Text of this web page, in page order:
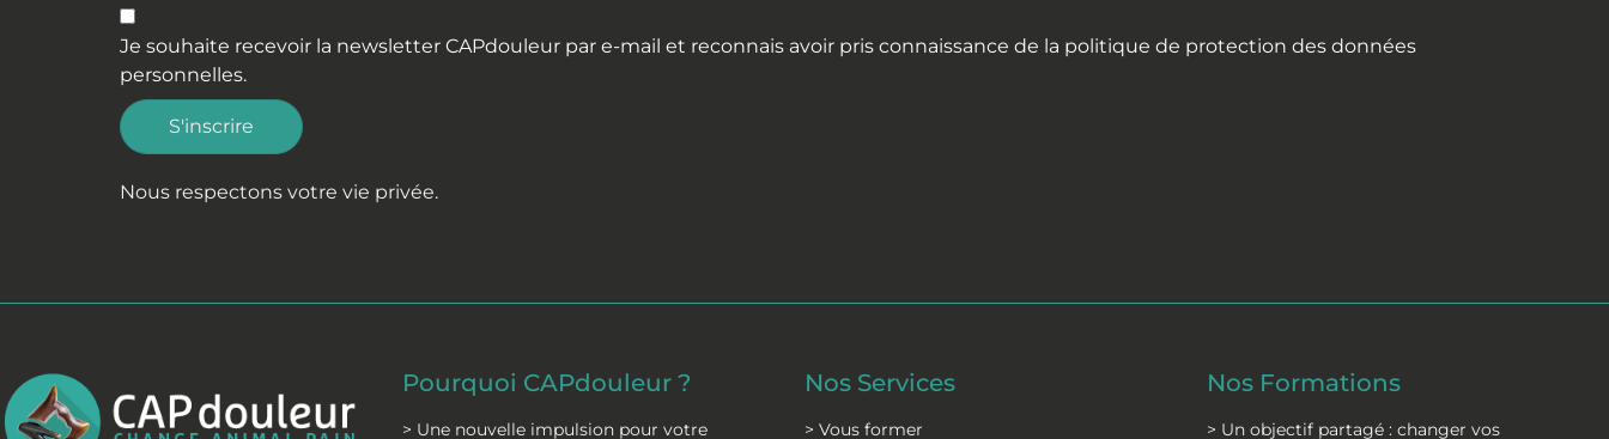
Je souhaite recevoir la newsletter CAPdouleur par e-mail et reconnais avoir pris connaissance de la politique de protection des données
personnelles.
S'inscrire
Nous respectons votre vie privée.
Pourquoi CAPdouleur ?
> Une nouvelle impulsion pour votre
Nos Services
> Vous former
Nos Formations
> Un objectif partagé : changer vos